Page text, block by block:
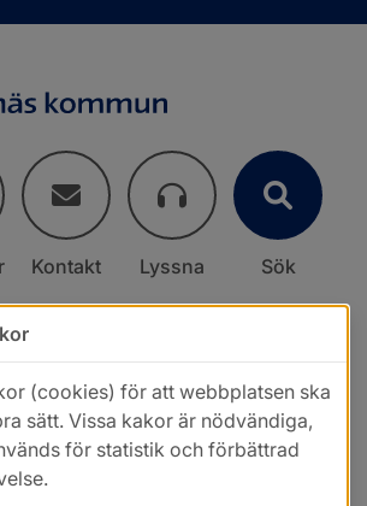
Kontakt Lyssna Sök
(cookies) för att webbplatsen ska
sätt. Vissa kakor är nödvändiga,
för statistik och förbättrad